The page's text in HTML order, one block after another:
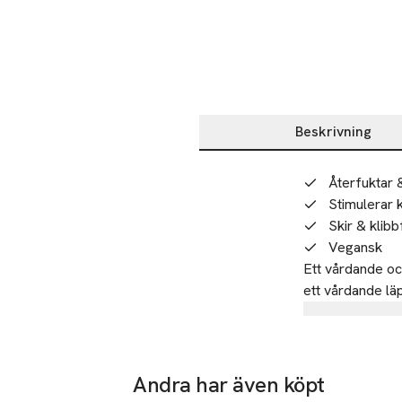
Beskrivning
Beskrivning
Återfuktar
Stimulerar
Skir &
Vegansk
Ett vårdande
ett vårdande
det för att
extra effekt.
21239 Malmö
Andra har även köpt